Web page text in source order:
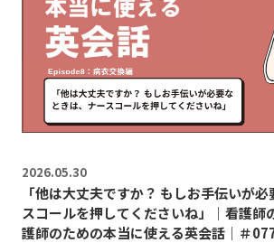
2026.05.30
「他は大丈夫ですか？ もしお手伝いが
スコールを押してくださいね」｜看護師
護師のための本当に使える英会話｜＃